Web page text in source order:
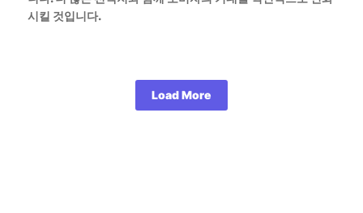
시킬 것입니다.
Load More